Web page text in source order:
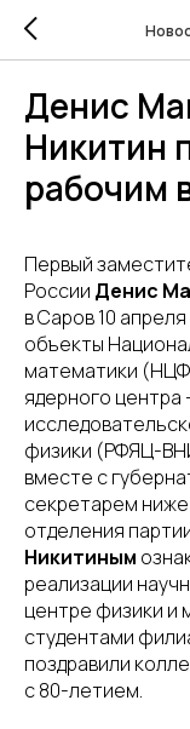
Денис
Никитин
рабочим
Первый
России Денис
в Саров 10
объекты
математики
ядерного
физики (РФЯЦ-
вместе с
секретарем
отделения
Никитиным
реализации
центре физики и
студентами
поздравили
с 80-летием.